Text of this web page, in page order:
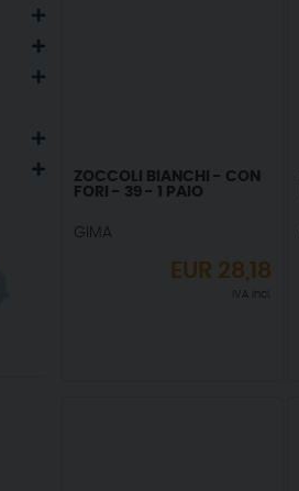
ZOCCOLI BIANCHI - CON
FORI - 39 - 1 PAIO
GIMA
EUR 28,18
IVA incl.